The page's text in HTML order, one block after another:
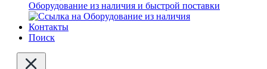
Оборудование из наличия и быстрой поставки
Контакты
Поиск